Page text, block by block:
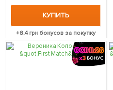
КУПИТЬ
+8.4грн бонусов за покупку